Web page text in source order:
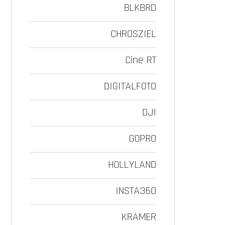
BLKBRD
CHROSZIEL
Cine RT
DIGITALFOTO
DJI
GOPRO
HOLLYLAND
INSTA360
KRAMER